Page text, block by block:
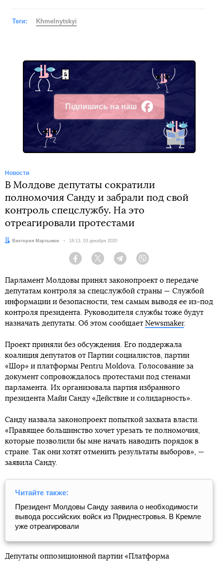
Теги: Khmelnytskyi
Підпишись на наш
Facebook
Новости
В Молдове депутаты сократили
полномочия Санду и забрали под свой
контроль спецслужбу. На это
отреагировали протестами
Автор:Виктория Мартынюк Дата:
18:13, 03 декабря 2020
Facebook Twitter Telegram
Парламент Молдовы принял законопроект о передаче
депутатам контроля за спецслужбой страны — Службой
информации и безопасности, тем самым выводя ее из-под
контроля президента. Руководителя службы тоже будут
назначать депутаты. Об этом сообщает Newsmaker.
Проект приняли без обсуждения. Его поддержала
коалиция депутатов от Партии социалистов, партии
«Шор» и платформы Pentru Moldova. Голосование за
документ сопровождалось протестами под стенами
парламента. Их организовала партия избранного
президента Майи Санду «Действие и солидарность».
Санду назвала законопроект попыткой захвата власти.
«Правящее большинство хочет урезать те полномочия,
которые позволили бы мне начать наводить порядок в
стране. Так они хотят отменить результаты выборов», —
заявила Санду.
Читайте также:
Президент Молдовы Санду заявила о необходимости
вывода российских войск из Приднестровья. В Кремле
уже отреагировали
Депутаты оппозиционной партии «Платформа